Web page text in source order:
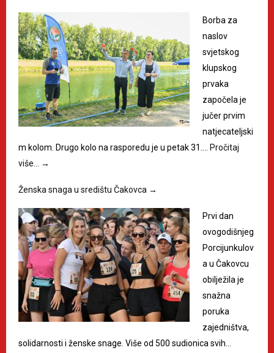
Borba za
naslov
svjetskog
klupskog
prvaka
započela je
jučer prvim
natjecateljski
m kolom. Drugo kolo na rasporedu je u petak 31.…
Pročitaj
više…
→
Ženska snaga u središtu Čakovca →
Prvi dan
ovogodišnjeg
Porcijunkulov
a u Čakovcu
obilježila je
snažna
poruka
zajedništva,
solidarnosti i ženske snage. Više od 500 sudionica svih…